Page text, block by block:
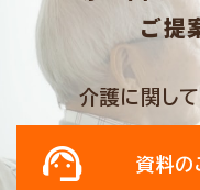
ご提
介護に関し
資料の